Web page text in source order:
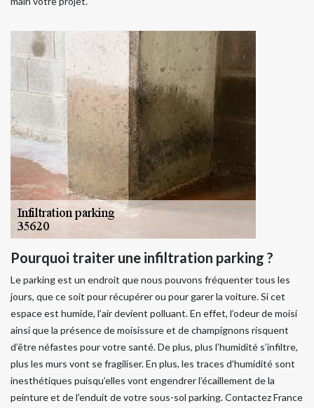
Pourquoi traiter une infiltration parking ?
Le parking est un endroit que nous pouvons fréquenter tous les
jours, que ce soit pour récupérer ou pour garer la voiture. Si cet
espace est humide, l’air devient polluant. En effet, l’odeur de moisi
ainsi que la présence de moisissure et de champignons risquent
d’être néfastes pour votre santé. De plus, plus l’humidité s’infiltre,
plus les murs vont se fragiliser. En plus, les traces d’humidité sont
inesthétiques puisqu’elles vont engendrer l’écaillement de la
peinture et de l’enduit de votre sous-sol parking. Contactez France